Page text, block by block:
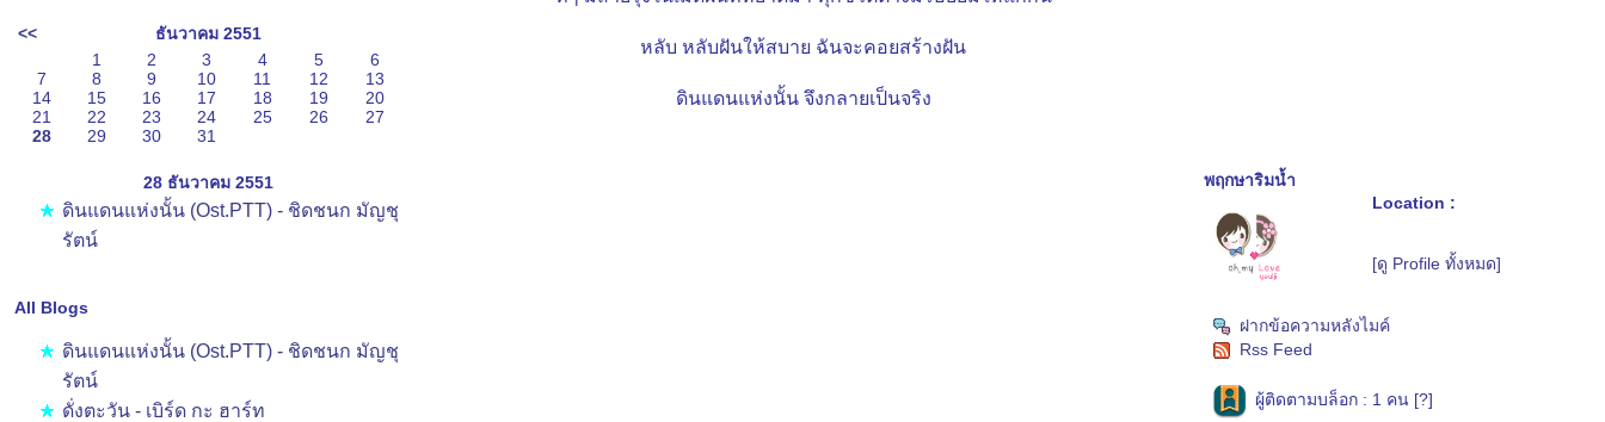
<<
ธันวาคม 2551
1
2 3 4 5
6
7
8 9 10 11 12
13
14
15 16 17 18 19
20
21
22 23 24 25 26
27
28
29 30 31
28 ธันวาคม 2551
ดินแดนแห่งนั้น (Ost.PTT) - ชิดชนก มัญชุ
รัตน์
All Blogs
ดินแดนแห่งนั้น (Ost.PTT) - ชิดชนก มัญชุ
รัตน์
ดั่งตะวัน - เบิร์ด กะ ฮาร์ท
หลับ หลับฝันให้สบาย ฉันจะคอยสร้างฝัน
ดินแดนแห่งนั้น จึงกลายเป็นจริง
พฤกษาริมน้ำ
Location :
[ดู Profile ทั้งหมด]
ฝากข้อความหลังไมค์
Rss Feed
ผู้ติดตามบล็อก : 1 คน [?]